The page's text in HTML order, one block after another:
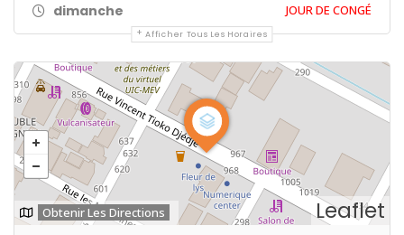
dimanche JOUR DE CONGÉ
Afficher Tous Les Horaires
Leaflet
Obtenir Les Directions